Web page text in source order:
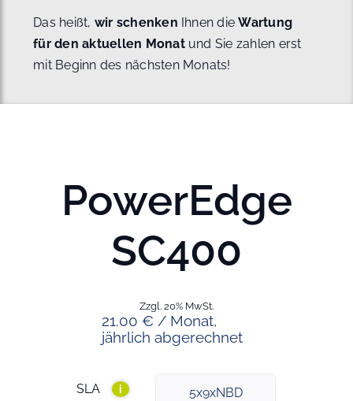
Das heißt, wir schenken Ihnen dieWartung
für den aktuellen Monat und Sie zahlen erst
mit Beginn des nächsten Monats!
PowerEdge
SC400
21.00 € / Monat,
jährlich abgerechnet
Zzgl. 20% MwSt.
SLA i 5x9xNBD